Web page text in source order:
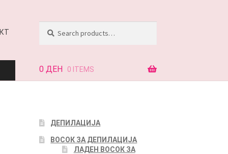
for:
0 ДЕН 0 ITEMS
ДЕПИЛАЦИЈА
ВОСОК ЗА ДЕПИЛАЦИЈА
ЛАДЕН ВОСОК ЗА